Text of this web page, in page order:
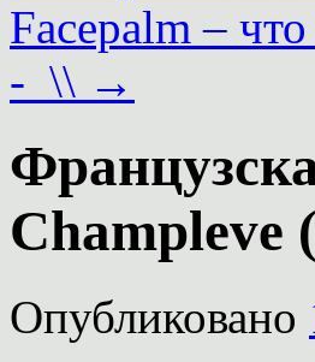
Facepalm –
-_\\ →
Champleve
Опубликовано